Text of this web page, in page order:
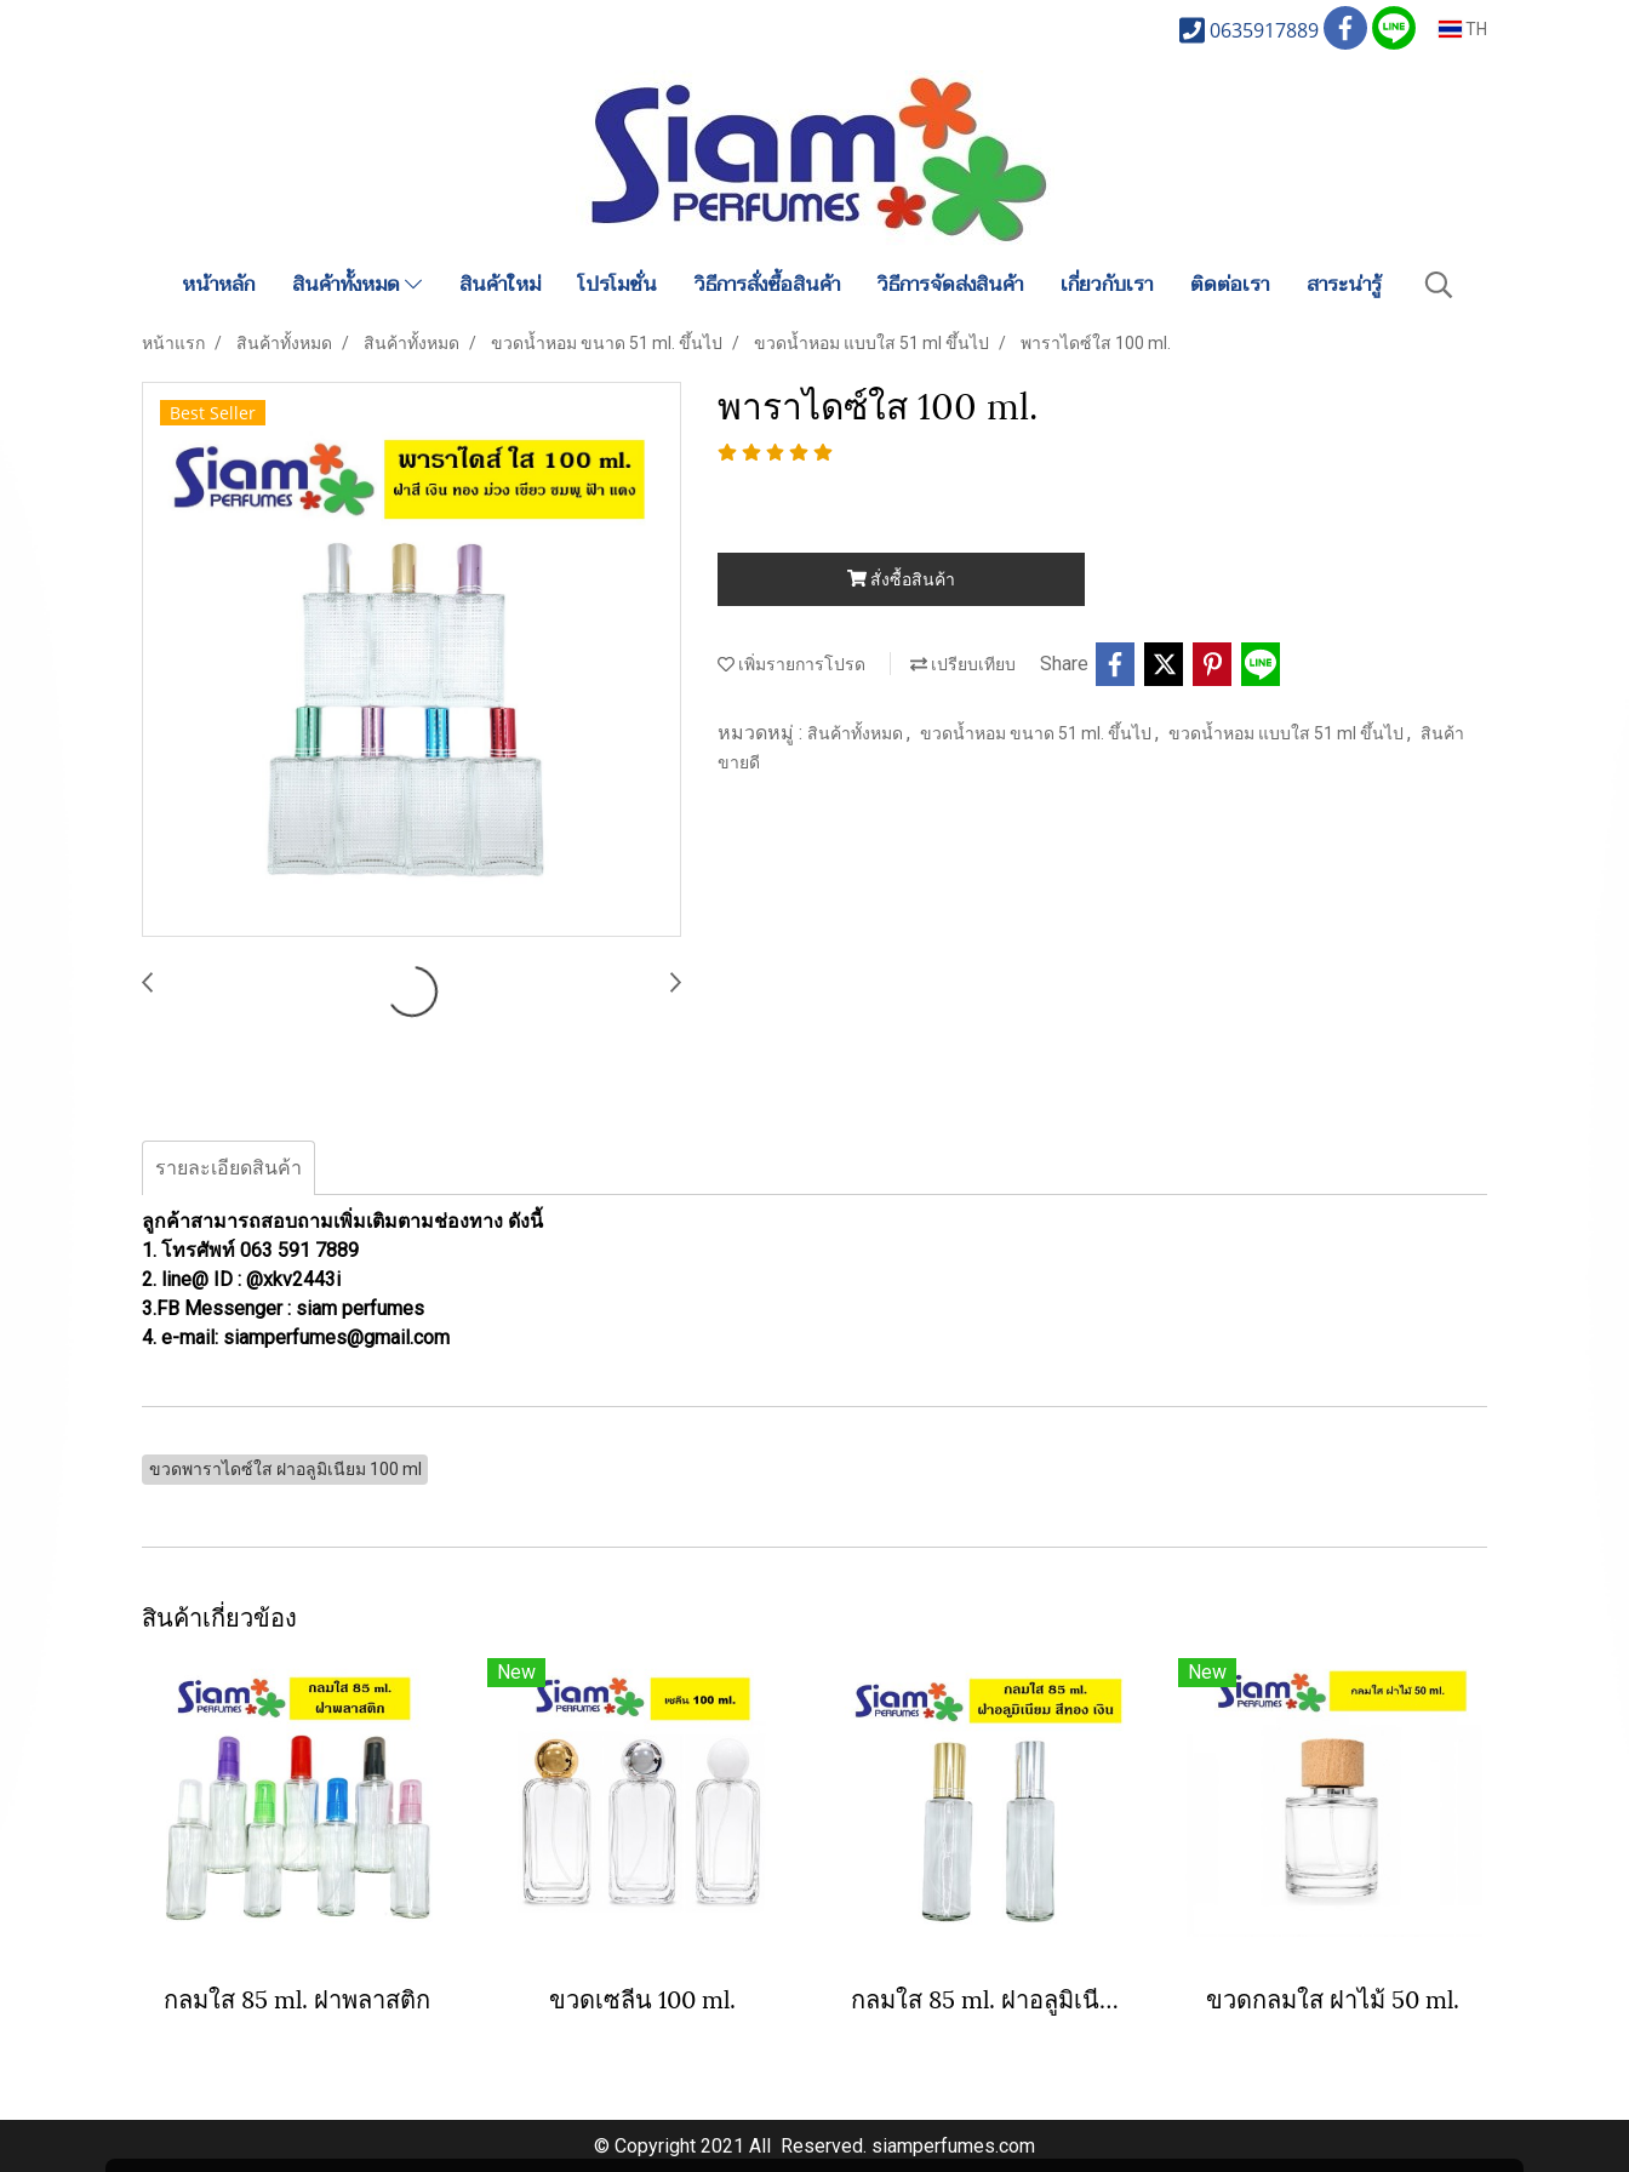
0635917889 TH
หน้าหลัก สินค้าทั้งหมด สินค้าใหม่ โปรโมชั่น วิธีการสั่งซื้อสินค้า วิธีการจัดส่งสินค้า เกี่ยวกับเรา ติดต่อเรา สาระน่ารู้
หน้าแรก สินค้าทั้งหมด สินค้าทั้งหมด ขวดน้ำหอม ขนาด 51 ml. ขึ้นไป ขวดน้ำหอม แบบใส 51 ml ขึ้นไป พาราไดซ์ใส 100 ml.
Best Seller พาราไดซ์ใส 100 ml.
สั่งซื้อสินค้า
เพิ่มรายการโปรด เปรียบเทียบ Share
หมวดหมู่ : สินค้าทั้งหมด , ขวดน้ำหอม ขนาด 51 ml. ขึ้นไป , ขวดน้ำหอม แบบใส 51 ml ขึ้นไป ,
สินค้า
ขายดี
รายละเอียดสินค้า
ลูกค้าสามารถสอบถามเพิ่มเติมตามช่องทาง ดังนี้
1. โทรศัพท์ 063 591 7889
2. line@ ID : @xkv2443i
3.FB Messenger : siam perfumes
4. e-mail: siamperfumes@gmail.com
ขวดพาราไดซ์ใส ฝาอลูมิเนียม 100 ml
สินค้าเกี่ยวข้อง
กลมใส 85 ml. ฝาพลาสติก
New
ขวดเซลีน 100 ml. กลมใส 85 ml. ฝาอลูมิเนียม
New
ขวดกลมใส ฝาไม้ 50 ml.
© Copyright 2021 All Reserved. siamperfumes.com